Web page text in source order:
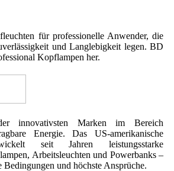
für professionelle Anwender, die
und Langlebigkeit legen. BD
Kopflampen her.
innovativsten Marken im Bereich
Energie. Das US-amerikanische
seit Jahren leistungsstarke
Arbeitsleuchten und Powerbanks –
und höchste Ansprüche.